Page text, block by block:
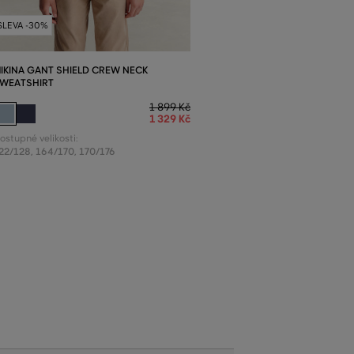
-30%
GANT SHIELD CREW NECK
1 899 Kč
1 329 Kč
velikosti:
128, 164/170, 170/176